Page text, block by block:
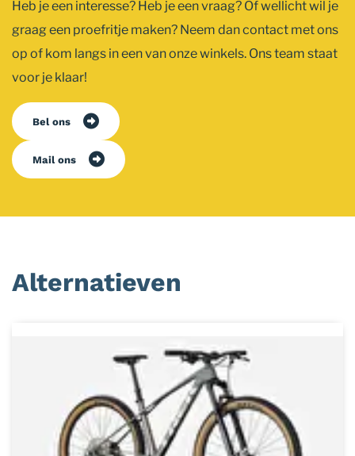
Heb je een interesse? Heb je een vraag? Of wellicht wil je
graag een proefritje maken? Neem dan contact met ons
op of kom langs in een van onze winkels. Ons team staat
voor je klaar!
Bel ons
Mail ons
Alternatieven